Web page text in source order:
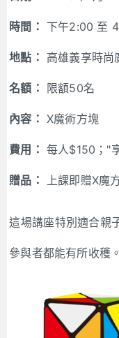
時間： 下午2:00 至
地點： 高雄義享時尚
名額： 限額50名
內容： X魔術方塊
費用： 每人$150；"
贈品： 上課即贈X魔
這場講座特別適合親
參與者都能有所收穫。